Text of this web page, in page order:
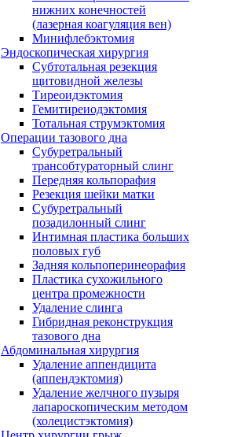
нижних конечностей
(лазерная коагуляция вен)
Минифлебэктомия
Эндоскопическая хирургия
Субтотальная резекция
щитовидной железы
Тиреоидэктомия
Гемитиреиодэктомия
Тотальная струмэктомия
Операции тазового дна
Субуретральный
трансобтураторный слинг
Передняя кольпорафия
Резекция шейки матки
Субуретральный
позадилонный слинг
Интимная пластика больших
половых губ
Задняя кольпоперинеорафия
Пластика сухожильного
центра промежности
Удаление слинга
Гибридная реконструкция
тазового дна
Абдоминальная хирургия
Удаление аппендицита
(аппендэктомия)
Удаление желчного пузыря
лапароскопическим методом
(холецистэктомия)